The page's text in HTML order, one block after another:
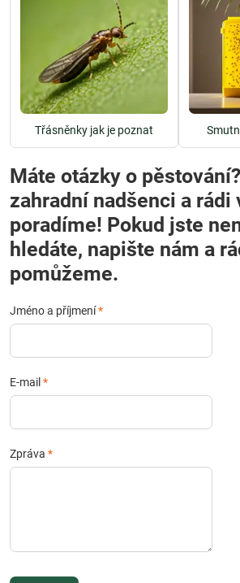
Třásněnky jak je poznat
Máte otázky o
zahradní nadšenci a rádi
poradíme! Pokud jste
hledáte, napište nám a
pomůžeme.
Jméno a příjmení*
E-mail *
Zpráva *